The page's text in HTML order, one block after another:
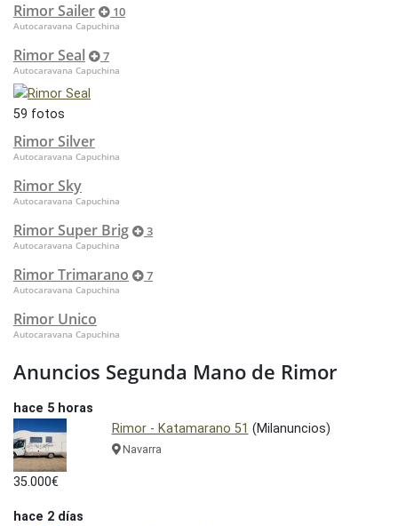
Rimor Sailer 10
Autocaravana Capuchina
Rimor Seal 7
Autocaravana Capuchina
59 fotos
Rimor Silver
Autocaravana Capuchina
Rimor Sky
Autocaravana Capuchina
Rimor Super Brig 3
Autocaravana Capuchina
Rimor Trimarano 7
Autocaravana Capuchina
Rimor Unico
Autocaravana Capuchina
Anuncios Segunda Mano de Rimor
hace 5 horas
35.000€
Rimor - Katamarano 51 (Milanuncios)
Navarra
hace 2 días